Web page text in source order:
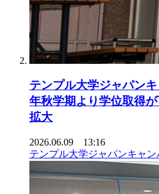
テンプル大学ジャパン
年秋学期より学位取得
拡大
2026.06.09 13:16
テンプル大学ジャパンキャン